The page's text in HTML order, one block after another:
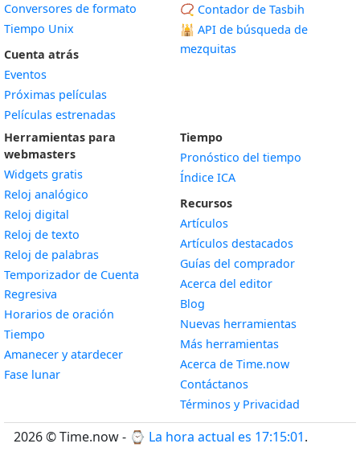
Conversores de formato
Tiempo Unix
Cuenta atrás
Eventos
Próximas películas
Películas estrenadas
📿 Contador de Tasbih
🕌 API de búsqueda de
mezquitas
Herramientas para
webmasters
Widgets gratis
Reloj analógico
Reloj digital
Reloj de texto
Reloj de palabras
Temporizador de Cuenta
Regresiva
Horarios de oración
Tiempo
Amanecer y atardecerWidget
Fase lunarWidget
Tiempo
Pronóstico del tiempo
Índice ICA
Recursos
Artículos
Artículos destacados
Guías del comprador
Acerca del editor
Blog
Nuevas herramientas
Más herramientas
Acerca de Time.now
Contáctanos
Términos y Privacidad
2026 © Time.now - ⌚ La hora actual es 17:15:02.